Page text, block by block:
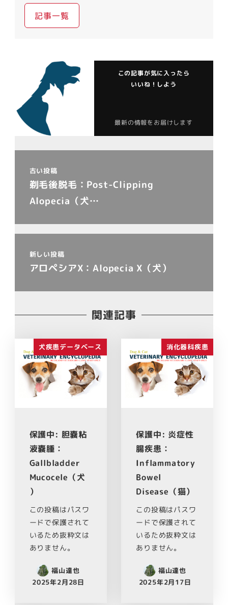
記事一覧
この記事が気に入ったら
いいね！しよう
最新の情報をお届けします
古い投稿
剃毛後脱毛：Post-Clipping
Alopecia（犬…
新しい投稿
アロペシアX：Alopecia X（犬）
関連記事
犬疾患データベース
保護中: 胆嚢粘
液嚢腫：
Gallbladder
Mucocele（犬
）
この投稿はパスワ
ードで保護されて
いるため抜粋文は
ありません。
福山達也
2025年2月28日
消化器科疾患
保護中: 炎症性
腸疾患：
Inflammatory
Bowel
Disease（猫）
この投稿はパスワ
ードで保護されて
いるため抜粋文は
ありません。
福山達也
2025年2月17日